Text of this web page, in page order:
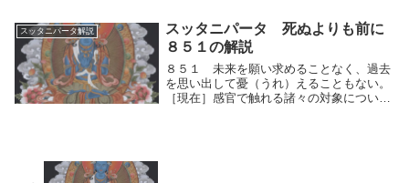
人間的思考の運動（快⇔不快）を制し、両
極端を掴むことがない。このことをよく知
って、思考の...
スッタニパータ解説
スッタニパータ 死ぬよりも前に
８５１の解説
８５１ 未来を願い求めることなく、過去
を思い出して憂（うれ）えることもない。
［現在］感官で触れる諸々の対象について